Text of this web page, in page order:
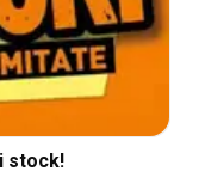
stock!